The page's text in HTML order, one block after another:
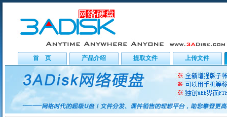
首 页 产品介绍 提取文件 上传文件